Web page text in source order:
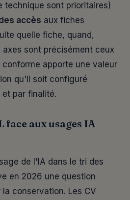
technique sont prioritaires)
accès aux fiches
quelle fiche, quand,
axes sont précisément ceux
conforme apporte une valeur
qu'il soit configuré
par finalité.
face aux usages IA
de l'IA dans le tri des
en 2026 une question
conservation. Les CV